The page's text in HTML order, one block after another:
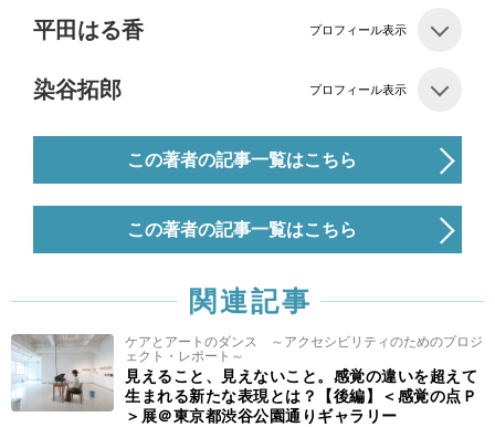
平田はる香 プロフィール表示
染谷拓郎 プロフィール表示
この著者の記事一覧はこちら
この著者の記事一覧はこちら
関連記事
ケアとアートのダンス ～アクセシビリティのためのプロジ
ェクト・レポート～
見えること、見えないこと。感覚の違いを超えて
生まれる新たな表現とは？【後編】＜感覚の点Ｐ
＞展＠東京都渋谷公園通りギャラリー